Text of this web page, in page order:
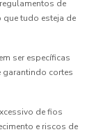
de
tudo esteja de
ser específicas
garantindo cortes
de fios
e riscos de